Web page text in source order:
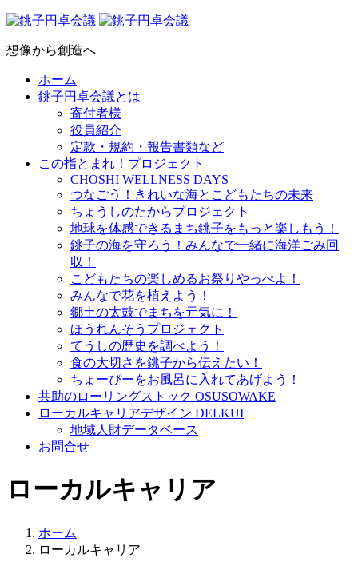
想像から創造へ
ホーム
銚子円卓会議とは
寄付者様
役員紹介
定款・規約・報告書類など
この指とまれ！プロジェクト
CHOSHI WELLNESS DAYS
つなごう！きれいな海とこどもたちの未来
ちょうしのたからプロジェクト
地球を体感できるまち銚子をもっと楽しもう！
銚子の海を守ろう！みんなで一緒に海洋ごみ回
収！
こどもたちの楽しめるお祭りやっぺよ！
みんなで花を植えよう！
郷土の太鼓でまちを元気に！
ほうれんそうプロジェクト
てうしの歴史を調べよう！
食の大切さを銚子から伝えたい！
ちょーぴーをお風呂に入れてあげよう！
共助のローリングストック OSUSOWAKE
ローカルキャリアデザイン DELKUI
地域人財データベース
お問合せ
ローカルキャリア
ホーム
ローカルキャリア